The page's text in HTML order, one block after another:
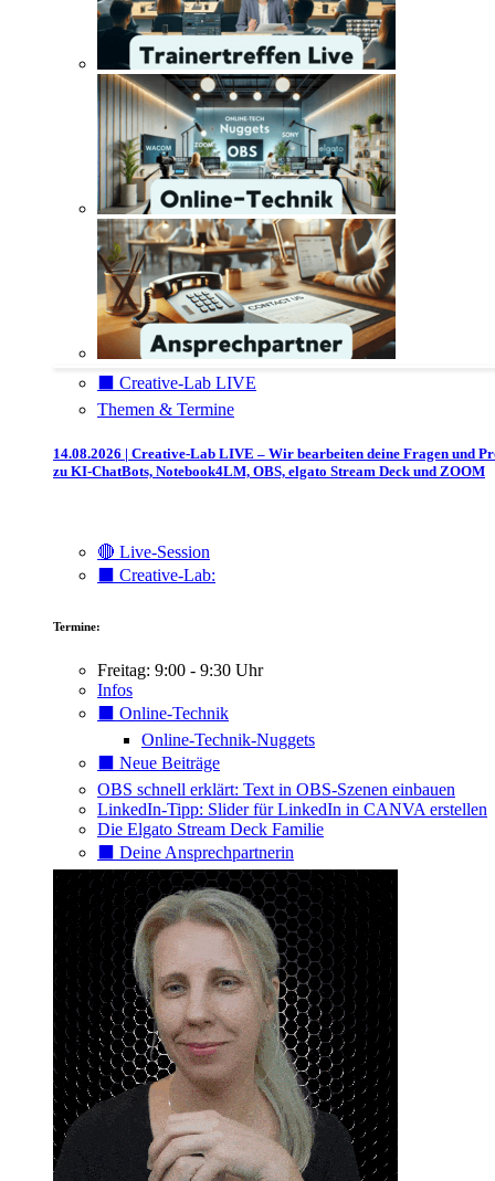
⬛️ Creative-Lab LIVE
Themen & Termine
14.08.2026 | Creative-Lab LIVE – Wir bearbeiten deine Fragen und
zu KI-ChatBots, Notebook4LM, OBS, elgato Stream Deck und ZOOM
🔴 Live-Session
⬛️ Creative-Lab:
Termine:
Freitag: 9:00 - 9:30 Uhr
Infos
⬛️ Online-Technik
Online-Technik-Nuggets
⬛️ Neue Beiträge
OBS schnell erklärt: Text in OBS-Szenen einbauen
LinkedIn-Tipp: Slider für LinkedIn in CANVA erstellen
Die Elgato Stream Deck Familie
⬛️ Deine Ansprechpartnerin